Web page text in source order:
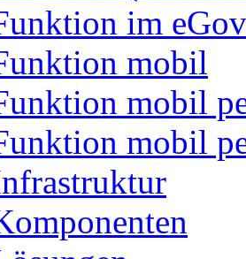
im
mobil
mobil
mobil